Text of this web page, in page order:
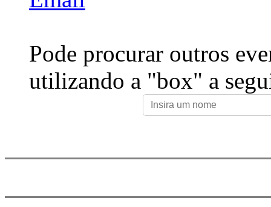
Pode procurar outros
utilizando a "box" a